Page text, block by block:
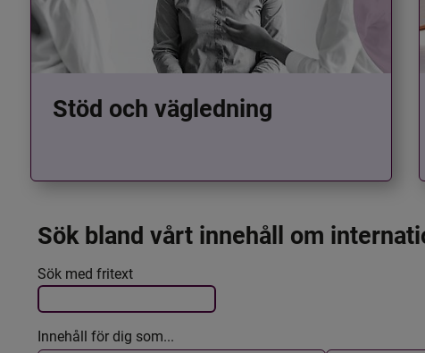
Stöd och vägledning
Sök bland vårt innehåll om
Filtrera resultatet
Det här formuläret postas automatiskt
Sök med fritext
Innehåll för dig som...